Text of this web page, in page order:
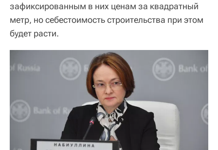
зафиксированным в них ценам за квадратный
метр, но себестоимость строительства при этом
будет расти.